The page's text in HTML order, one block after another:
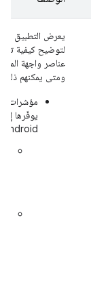
يعرض التطبيق
لتوضيح كيفية
عناصر واجهة
ومتى يمكنهم
مؤشرات
يوفّرها
Android: